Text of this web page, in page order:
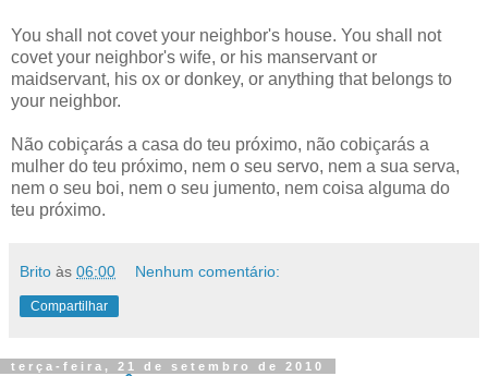
You shall not covet your neighbor's house. You shall not
covet your neighbor's wife, or his manservant or
maidservant, his ox or donkey, or anything that belongs to
your neighbor.
Não cobiçarás a casa do teu próximo, não cobiçarás a
mulher do teu próximo, nem o seu servo, nem a sua serva,
nem o seu boi, nem o seu jumento, nem coisa alguma do
teu próximo.
Brito às 06:00 Nenhum comentário:
Compartilhar
terça-feira, 21 de setembro de 2010